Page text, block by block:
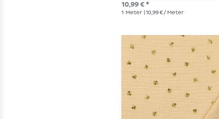
10,99 € *
1 Meter | 10,99 € / Meter